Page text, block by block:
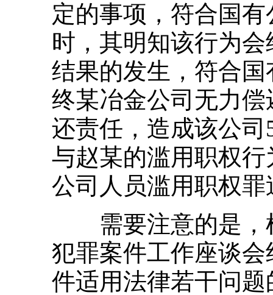
定的事项，符合国
时，其明知该行为
结果的发生，符合
终某冶金公司无力
还责任，造成该公
与赵某的滥用职权
公司人员滥用职权
需要注意的是，
犯罪案件工作座谈
件适用法律若干问